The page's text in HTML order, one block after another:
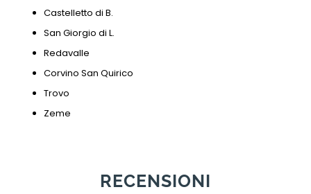
Castelletto di B.
San Giorgio di L.
Redavalle
Corvino San Quirico
Trovo
Zeme
RECENSIONI